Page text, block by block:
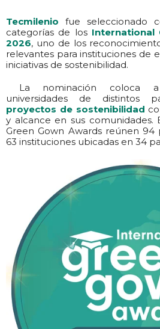
Tecmilenio fue seleccionado
categorías de los International
2026, uno de los
relevantes para instituciones de
iniciativas de sostenibilidad.
La nominación coloca
universidades de distintos
proyectos de sostenibilidad
y alcance en sus comunidades.
Green Gown Awards reúnen 94
63 instituciones ubicadas en 34